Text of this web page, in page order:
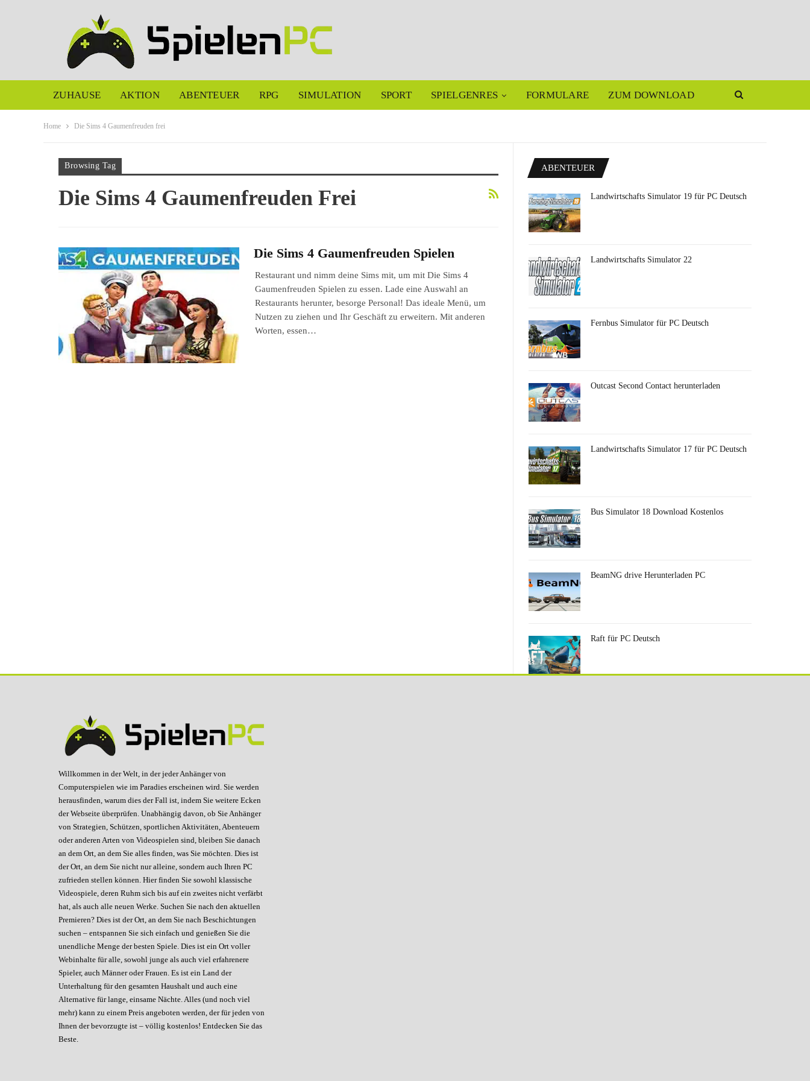
ZUHAUSE AKTION ABENTEUER RPG SIMULATION SPORT SPIELGENRES FORMULARE ZUM DOWNLOAD
Home Die Sims 4 Gaumenfreuden frei
Browsing Tag
Die Sims 4 Gaumenfreuden Frei
Die Sims 4 Gaumenfreuden Spielen
Restaurant und nimm deine Sims mit, um mit Die Sims 4
Gaumenfreuden Spielen zu essen. Lade eine Auswahl an
Restaurants herunter, besorge Personal! Das ideale Menü, um
Nutzen zu ziehen und Ihr Geschäft zu erweitern. Mit anderen
Worten, essen…
ABENTEUER
Landwirtschafts Simulator 19 für PC Deutsch
Landwirtschafts Simulator 22
Fernbus Simulator für PC Deutsch
Outcast Second Contact herunterladen
Landwirtschafts Simulator 17 für PC Deutsch
Bus Simulator 18 Download Kostenlos
BeamNG drive Herunterladen PC
Raft für PC Deutsch
Willkommen in der Welt, in der jeder Anhänger von
Computerspielen wie im Paradies erscheinen wird. Sie werden
herausfinden, warum dies der Fall ist, indem Sie weitere Ecken
der Webseite überprüfen. Unabhängig davon, ob Sie Anhänger
von Strategien, Schützen, sportlichen Aktivitäten, Abenteuern
oder anderen Arten von Videospielen sind, bleiben Sie danach
an dem Ort, an dem Sie alles finden, was Sie möchten. Dies ist
der Ort, an dem Sie nicht nur alleine, sondern auch Ihren PC
zufrieden stellen können. Hier finden Sie sowohl klassische
Videospiele, deren Ruhm sich bis auf ein zweites nicht verfärbt
hat, als auch alle neuen Werke. Suchen Sie nach den aktuellen
Premieren? Dies ist der Ort, an dem Sie nach Beschichtungen
suchen – entspannen Sie sich einfach und genießen Sie die
unendliche Menge der besten Spiele. Dies ist ein Ort voller
Webinhalte für alle, sowohl junge als auch viel erfahrenere
Spieler, auch Männer oder Frauen. Es ist ein Land der
Unterhaltung für den gesamten Haushalt und auch eine
Alternative für lange, einsame Nächte. Alles (und noch viel
mehr) kann zu einem Preis angeboten werden, der für jeden von
Ihnen der bevorzugte ist – völlig kostenlos! Entdecken Sie das
Beste.